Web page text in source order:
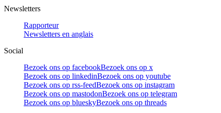
Newsletters
Rapporteur
Newsletters en anglais
Social
Bezoek ons op facebookBezoek ons op x
Bezoek ons op linkedinBezoek ons op youtube
Bezoek ons op rss-feedBezoek ons op instagram
Bezoek ons op mastodonBezoek ons op telegram
Bezoek ons op blueskyBezoek ons op threads